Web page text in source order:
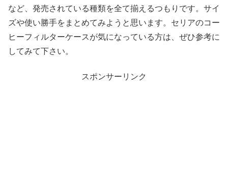
など、発売されている種類を全て揃えるつもりです。サイ
ズや使い勝手をまとめてみようと思います。セリアのコー
ヒーフィルターケースが気になっている方は、ぜひ参考に
してみて下さい。
スポンサーリンク